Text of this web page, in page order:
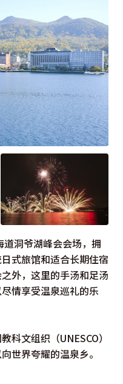
洞爷湖峰会会场，拥
式旅馆和适合长期住宿
外，这里的手汤和足汤
情享受温泉巡礼的乐
科文组织（UNESCO）
世界夸耀的温泉乡。